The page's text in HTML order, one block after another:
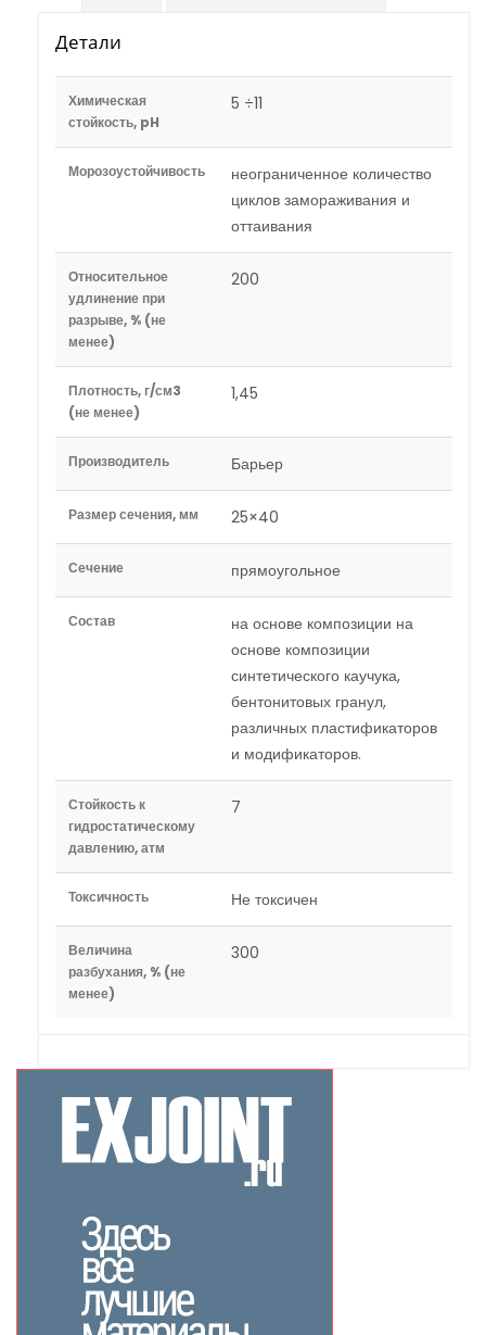
Детали
Химическая
стойкость, pH
5 ÷11
Морозоустойчивость
неограниченное количество
циклов замораживания и
оттаивания
Относительное
удлинение при
разрыве, % (не
менее)
200
Плотность, г/см3
(не менее)
1,45
Производитель Барьер
Размер сечения, мм 25×40
Сечение прямоугольное
Состав
на основе композиции на
основе композиции
синтетического каучука,
бентонитовых гранул,
различных пластификаторов
и модификаторов.
Стойкость к
гидростатическому
давлению, атм
7
Токсичность Не токсичен
Величина
разбухания, % (не
менее)
300